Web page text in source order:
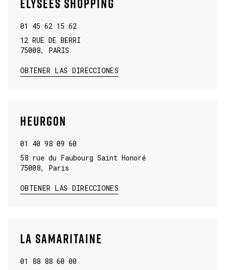
01 45 62 15 62
12 RUE DE BERRI
75008, PARIS
OBTENER LAS DIRECCIONES
LINK OPENS IN NEW TAB
HEURGON
01 40 98 09 60
58 rue du Faubourg Saint Honoré
75008, Paris
OBTENER LAS DIRECCIONES
LINK OPENS IN NEW TAB
LA SAMARITAINE
01 88 88 60 00